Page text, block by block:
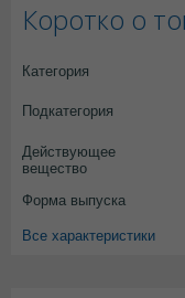
Коротко о
Категория
Подкатегория
Действующее
вещество
Форма выпуска
Все характеристики